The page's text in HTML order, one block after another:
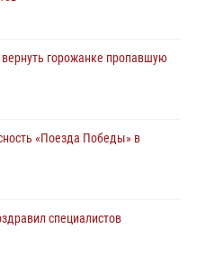
горожанке пропавшую
«Поезда Победы» в
специалистов